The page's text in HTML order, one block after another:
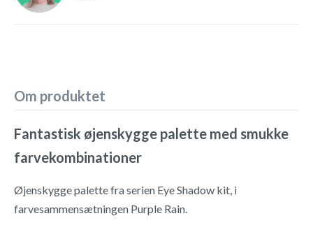
Om produktet
Fantastisk øjenskygge palette med smukke
farvekombinationer
Øjenskygge palette fra serien Eye Shadow kit, i
farvesammensætningen Purple Rain.